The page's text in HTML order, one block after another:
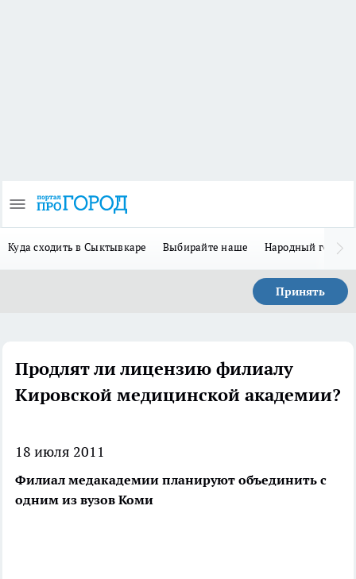
Куда сходить в Сыктывкаре Выбирайте наше Народный герой-
Принять
Продлят ли лицензию филиалу
Кировской медицинской академии?
18 июля 2011
Филиал медакадемии планируют объединить с
одним из вузов Коми